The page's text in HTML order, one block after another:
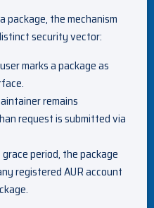
package, the mechanism
security vector:
marks a package as
remains
request is submitted via
period, the package
registered AUR account